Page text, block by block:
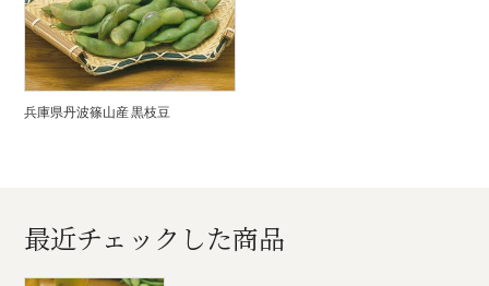
兵庫県丹波篠山産 黒枝豆
最近チェックした商品